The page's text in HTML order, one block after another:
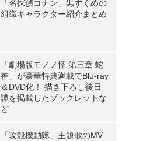
「名探偵コナン」黒ずくめの
組織キャラクター紹介まとめ
「劇場版モノノ怪 第三章 蛇
神」が豪華特典満載でBlu-ray
＆DVD化！ 描き下ろし後日
譚を掲載したブックレットな
ど
「攻殻機動隊」主題歌のMV